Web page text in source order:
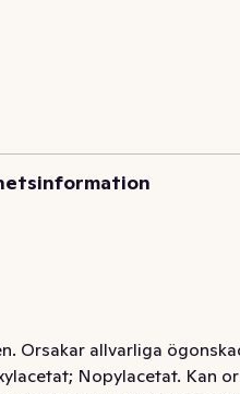
Orsakar allvarliga
Nopylacetat. Kan